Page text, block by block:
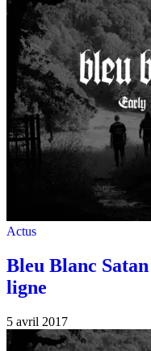
Actus
Bleu Blanc
ligne
5 avril 2017